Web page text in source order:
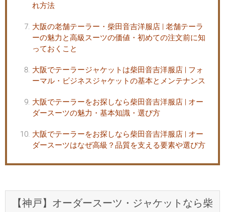
れ方法
大阪の老舗テーラー・柴田音吉洋服店 | 老舗テーラ
ーの魅力と高級スーツの価値・初めての注文前に知
っておくこと
大阪でテーラージャケットは柴田音吉洋服店 | フォ
ーマル・ビジネスジャケットの基本とメンテナンス
大阪でテーラーをお探しなら柴田音吉洋服店 | オー
ダースーツの魅力・基本知識・選び方
大阪でテーラーをお探しなら柴田音吉洋服店 | オー
ダースーツはなぜ高級？品質を支える要素や選び方
【神戸】オーダースーツ・ジャケットなら柴